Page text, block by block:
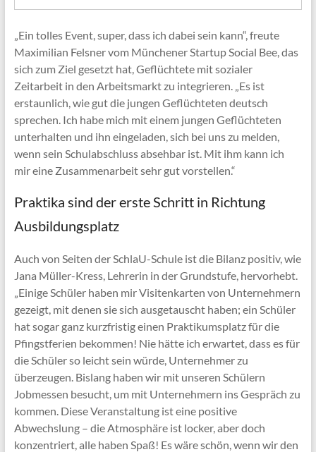
„Ein tolles Event, super, dass ich dabei sein kann“, freute
Maximilian Felsner vom Münchener Startup Social Bee, das
sich zum Ziel gesetzt hat, Geflüchtete mit sozialer
Zeitarbeit in den Arbeitsmarkt zu integrieren. „Es ist
erstaunlich, wie gut die jungen Geflüchteten deutsch
sprechen. Ich habe mich mit einem jungen Geflüchteten
unterhalten und ihn eingeladen, sich bei uns zu melden,
wenn sein Schulabschluss absehbar ist. Mit ihm kann ich
mir eine Zusammenarbeit sehr gut vorstellen.“
Praktika sind der erste Schritt in Richtung
Ausbildungsplatz
Auch von Seiten der SchlaU-Schule ist die Bilanz positiv, wie
Jana Müller-Kress, Lehrerin in der Grundstufe, hervorhebt.
„Einige Schüler haben mir Visitenkarten von Unternehmern
gezeigt, mit denen sie sich ausgetauscht haben; ein Schüler
hat sogar ganz kurzfristig einen Praktikumsplatz für die
Pfingstferien bekommen! Nie hätte ich erwartet, dass es für
die Schüler so leicht sein würde, Unternehmer zu
überzeugen. Bislang haben wir mit unseren Schülern
Jobmessen besucht, um mit Unternehmern ins Gespräch zu
kommen. Diese Veranstaltung ist eine positive
Abwechslung – die Atmosphäre ist locker, aber doch
konzentriert, alle haben Spaß! Es wäre schön, wenn wir den